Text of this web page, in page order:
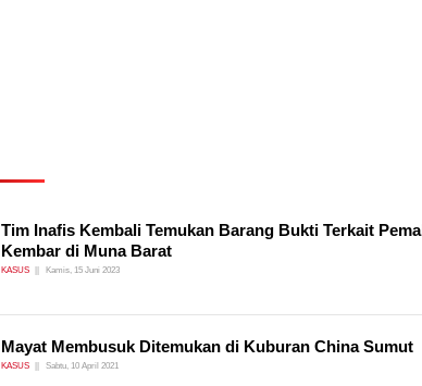
Tim Inafis Kembali Temukan Barang Bukti Terkait
Kembar di Muna Barat
KASUS Kamis, 15 Juni 2023
Mayat Membusuk Ditemukan di Kuburan China Sumut
KASUS Sabtu, 10 April 2021